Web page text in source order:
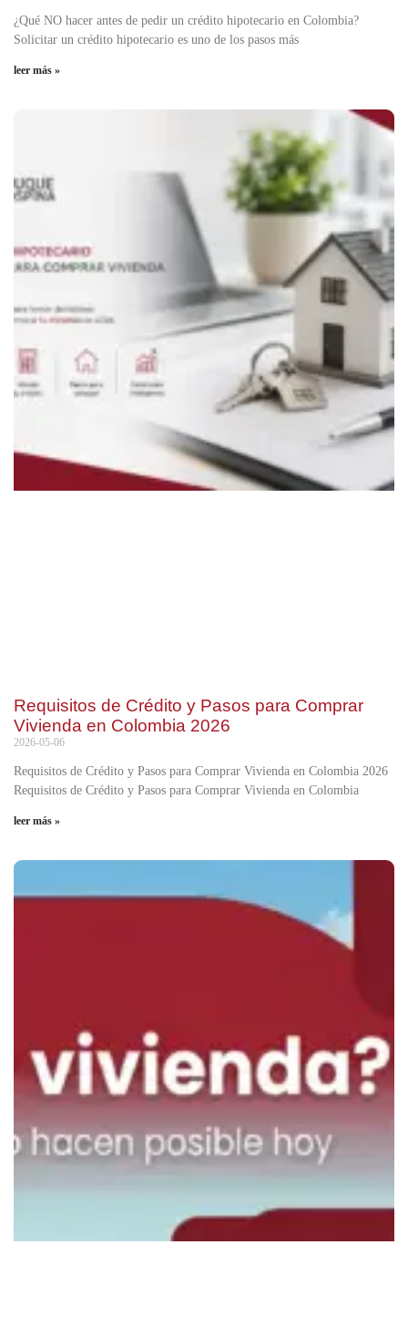
¿Qué NO hacer antes de pedir un crédito hipotecario en Colombia?
Solicitar un crédito hipotecario es uno de los pasos más
leer más »
Requisitos de Crédito y Pasos para Comprar
Vivienda en Colombia 2026
2026-05-06
Requisitos de Crédito y Pasos para Comprar Vivienda en Colombia 2026
Requisitos de Crédito y Pasos para Comprar Vivienda en Colombia
leer más »